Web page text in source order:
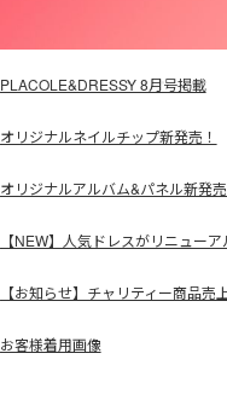
PLACOLE&DRESSY 8月号掲載
オリジナルネイルチップ新発売！
オリジナルアルバム&パネル新発売
【NEW】人気ドレスがリニューア
【お知らせ】チャリティー商品売
お客様着用画像